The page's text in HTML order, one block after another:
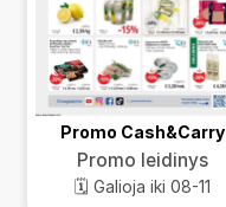
Promo Cash&Carry
Promo leidinys
🗓️ Galioja iki 08-11